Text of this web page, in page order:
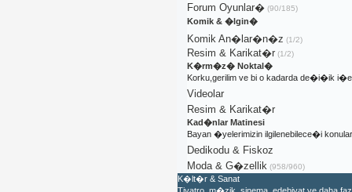
Forum Oyunlar�(90/185)
Komik & �lgin�
Komik An�lar�n�z (1/2)
Resim & Karikat�r(1/2)
K�rm�z� Noktal�
Korku,gerilim ve bi o kadarda de�i�ik
Videolar
Resim & Karikat�r
Kad�nlar Matinesi
Bayan �yelerimizin ilgilenebilece�i
Dedikodu & Fiskoz
Moda & G�zellik(958/960)
K�lt�r & Sanat